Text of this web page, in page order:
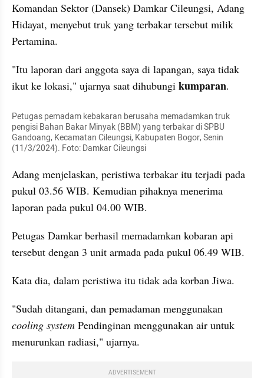
Komandan Sektor (Dansek) Damkar Cileungsi, Adang
Hidayat, menyebut truk yang terbakar tersebut milik
Pertamina.
"Itu laporan dari anggota saya di lapangan, saya tidak
ikut ke lokasi," ujarnya saat dihubungi kumparan.
Petugas pemadam kebakaran berusaha memadamkan truk
pengisi Bahan Bakar Minyak (BBM) yang terbakar di SPBU
Gandoang, Kecamatan Cileungsi, Kabupaten Bogor, Senin
(11/3/2024). Foto: Damkar Cileungsi
Adang menjelaskan, peristiwa terbakar itu terjadi pada
pukul 03.56 WIB. Kemudian pihaknya menerima
laporan pada pukul 04.00 WIB.
Petugas Damkar berhasil memadamkan kobaran api
tersebut dengan 3 unit armada pada pukul 06.49 WIB.
Kata dia, dalam peristiwa itu tidak ada korban Jiwa.
cooling system Pendinginan menggunakan air untuk
menurunkan radiasi," ujarnya.
ADVERTISEMENT